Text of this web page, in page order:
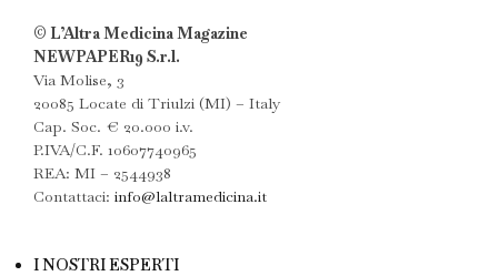
© L’Altra Medicina Magazine
NEWPAPER19 S.r.l.
Via Molise, 3
20085 Locate di Triulzi (MI) – Italy
Cap. Soc. € 20.000 i.v.
P.IVA/C.F. 10607740965
REA: MI – 2544938
Contattaci: info@laltramedicina.it
I NOSTRI ESPERTI